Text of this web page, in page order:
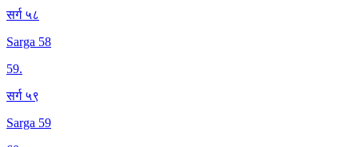
सर्ग ५८
Sarga 58
59.
सर्ग ५९
Sarga 59